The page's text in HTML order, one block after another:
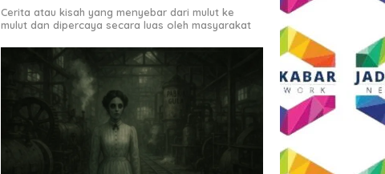
Cerita atau kisah yang menyebar dari mulut ke
mulut dan dipercaya secara luas oleh masyarakat